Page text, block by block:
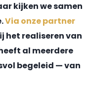
kijken we samen
Via onze partner
het realiseren van
al meerdere
begeleid — van